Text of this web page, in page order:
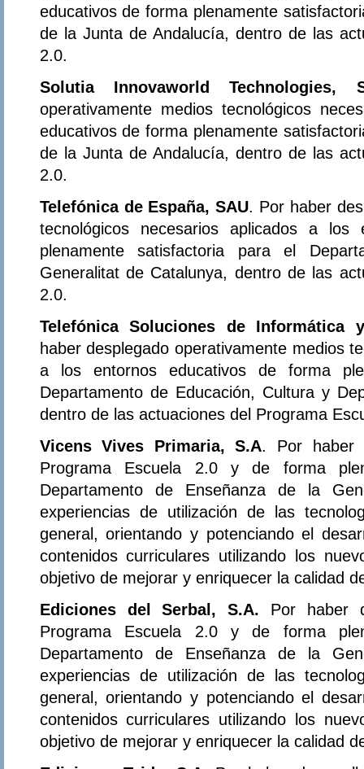
educativos de forma plenamente
de la Junta de Andalucía, dentro de las
2.0.
Solutia Innovaworld Technologies,
operativamente medios tecnológicos
educativos de forma plenamente
de la Junta de Andalucía, dentro de las
2.0.
Telefónica de España, SAU. Por haber
tecnológicos necesarios aplicados a los
plenamente satisfactoria para el
Generalitat de Catalunya, dentro de las
2.0.
Telefónica Soluciones de Informática
haber desplegado operativamente medios
a los entornos educativos de forma
Departamento de Educación, Cultura y
dentro de las actuaciones del Programa
Vicens Vives Primaria, S.A. Por haber
Programa Escuela 2.0 y de forma
Departamento de Enseñanza de la
experiencias de utilización de las
general, orientando y potenciando el
contenidos curriculares utilizando los
objetivo de mejorar y enriquecer la calidad
Ediciones del Serbal, S.A. Por haber
Programa Escuela 2.0 y de forma
Departamento de Enseñanza de la
experiencias de utilización de las
general, orientando y potenciando el
contenidos curriculares utilizando los
objetivo de mejorar y enriquecer la calidad